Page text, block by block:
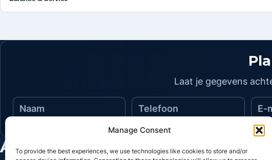
Manage Consent
To provide the best experiences, we use technologies like cookies to store and/or
Laat je gegevens
Naam Telefoon
E-
mail
AQSA Elektra